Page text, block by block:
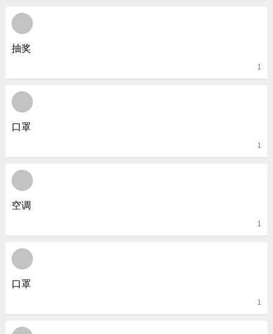
抽奖
1
口罩
1
空调
1
口罩
1